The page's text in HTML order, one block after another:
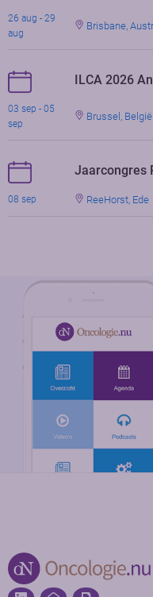
26 aug - 29
aug
Brisbane,
ILCA 2026
03 sep - 05
sep
Brussel, België
Jaarcongres
08 sep ReeHorst, Ede